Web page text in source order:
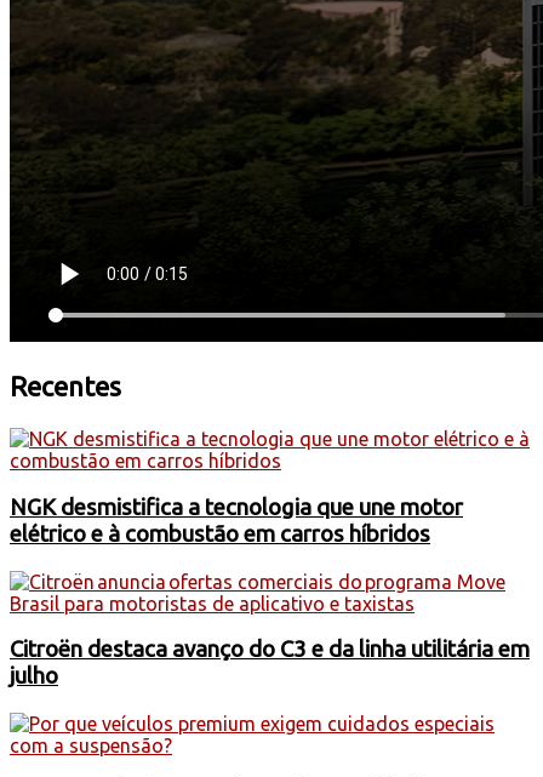
Recentes
NGK desmistifica a tecnologia que une motor
elétrico e à combustão em carros híbridos
Citroën destaca avanço do C3 e da linha utilitária em
julho